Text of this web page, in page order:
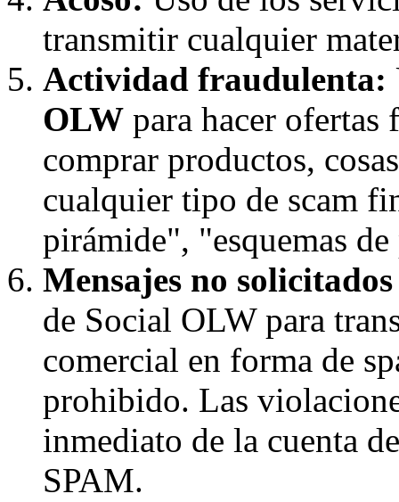
transmitir cualquier
Actividad fraudulenta:
OLW para hacer ofertas
comprar productos,
cualquier tipo de scam
pirámide", "esquemas
Mensajes no
de Social OLW para
comercial en forma de
prohibido. Las
inmediato de la cuenta
SPAM.